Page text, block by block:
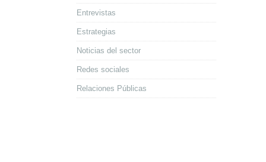
Entrevistas
Estrategias
Noticias del sector
Redes sociales
Relaciones Públicas